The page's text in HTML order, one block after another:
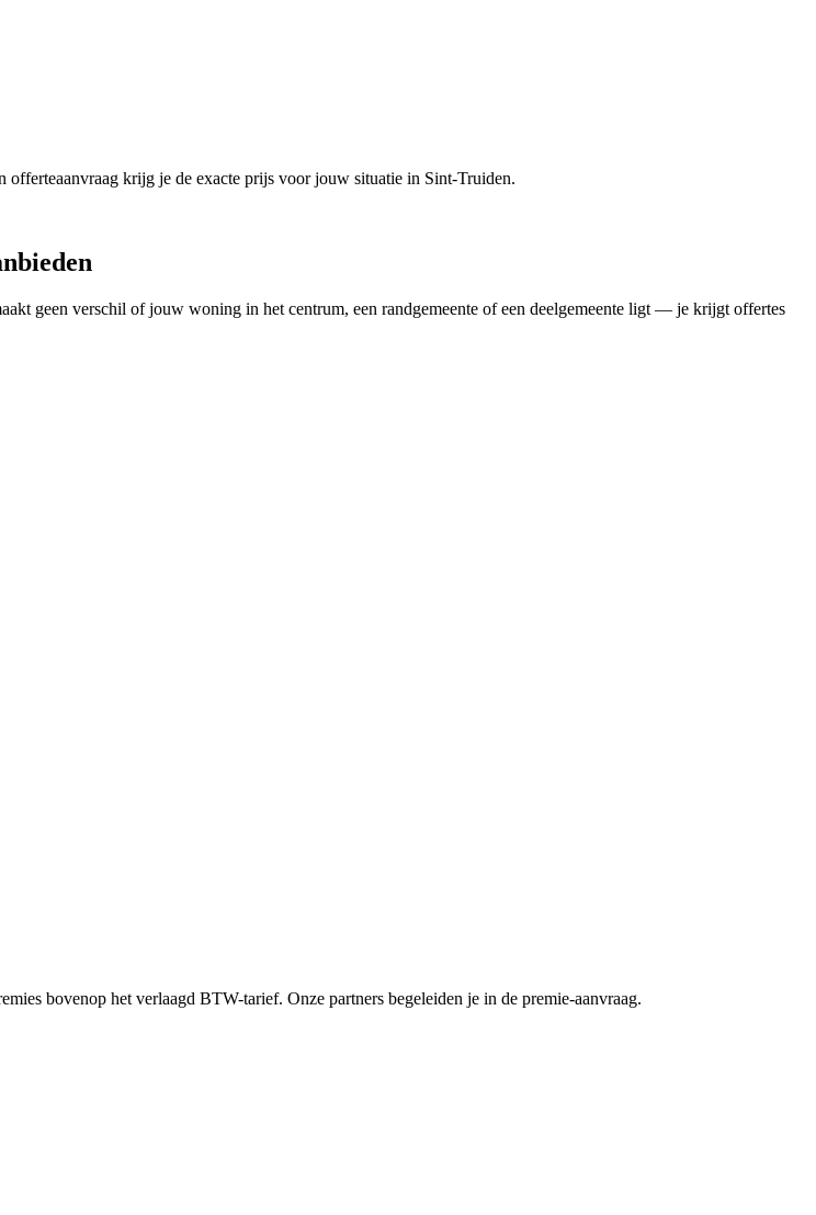
krijg je de exacte prijs voor jouw situatie in Sint-Truiden.
geen verschil of jouw woning in het centrum, een randgemeente of een deelgemeente ligt — je krijgt offertes
bovenop het verlaagd BTW-tarief. Onze partners begeleiden je in de premie-aanvraag.